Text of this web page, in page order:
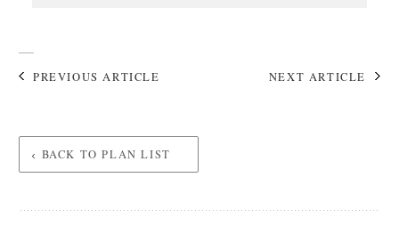
PREVIOUS ARTICLE NEXT ARTICLE
BACK TO PLAN LIST